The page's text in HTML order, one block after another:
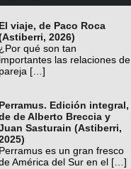
El viaje, de Paco Roca
2026)
¿Por qué son tan
importantes las relaciones de
pareja […]
Perramus. Edición integral,
de Alberto Breccia y
Sasturain (Astiberri,
Perramus es un gran fresco
América del Sur en el […]